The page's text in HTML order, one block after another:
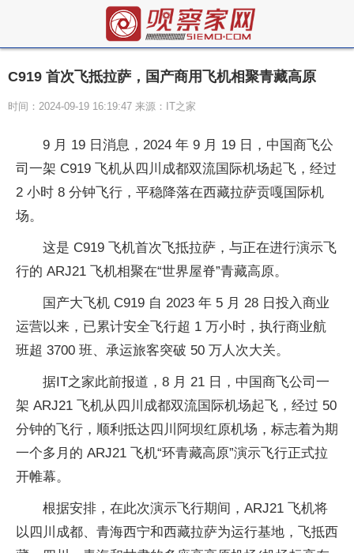
C919 首次飞抵拉萨，国产商用飞机相聚青藏高原
时间：2024-09-19 16:19:47 来源：IT之家
9 月 19 日消息，2024 年 9 月 19 日，中国商飞公
司一架 C919 飞机从四川成都双流国际机场起飞，经过
2 小时 8 分钟飞行，平稳降落在西藏拉萨贡嘎国际机
场。
这是 C919 飞机首次飞抵拉萨，与正在进行演示飞
行的 ARJ21 飞机相聚在“世界屋脊”青藏高原。
国产大飞机 C919 自 2023 年 5 月 28 日投入商业
运营以来，已累计安全飞行超 1 万小时，执行商业航
班超 3700 班、承运旅客突破 50 万人次大关。
据IT之家此前报道，8 月 21 日，中国商飞公司一
架 ARJ21 飞机从四川成都双流国际机场起飞，经过 50
分钟的飞行，顺利抵达四川阿坝红原机场，标志着为期
一个多月的 ARJ21 飞机“环青藏高原”演示飞行正式拉
开帷幕。
根据安排，在此次演示飞行期间，ARJ21 飞机将
以四川成都、青海西宁和西藏拉萨为运行基地，飞抵西